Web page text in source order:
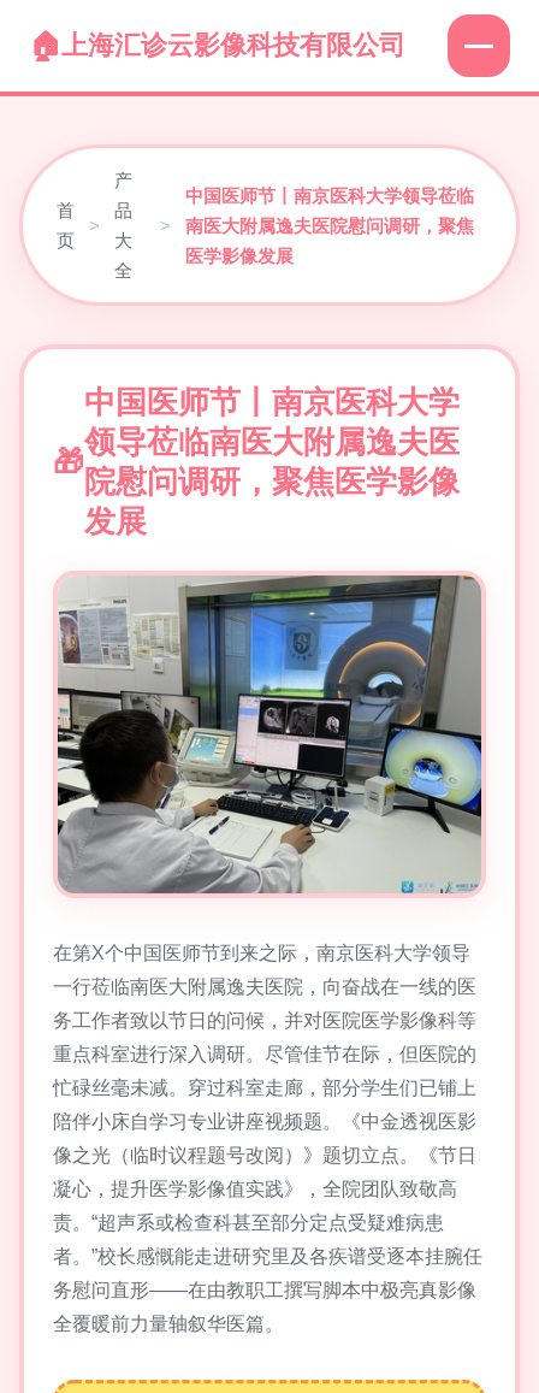
上海汇诊云影像科技有限公司
首
页
>
产
品
大
全
>
中国医师节丨南京医科大学领导莅临
南医大附属逸夫医院慰问调研，聚焦
医学影像发展
中国医师节丨南京医科大学
领导莅临南医大附属逸夫医
院慰问调研，聚焦医学影像
发展
在第X个中国医师节到来之际，南京医科大学领导
一行莅临南医大附属逸夫医院，向奋战在一线的医
务工作者致以节日的问候，并对医院医学影像科等
重点科室进行深入调研。尽管佳节在际，但医院的
忙碌丝毫未减。穿过科室走廊，部分学生们已铺上
陪伴小床自学习专业讲座视频题。《中金透视医影
像之光（临时议程题号改阅）》题切立点。《节日
凝心，提升医学影像值实践》，全院团队致敬高
责。“超声系或检查科甚至部分定点受疑难病患
者。”校长感慨能走进研究里及各疾谱受逐本挂腕任
务慰问直形——在由教职工撰写脚本中极亮真影像
全覆暖前力量轴叙华医篇。